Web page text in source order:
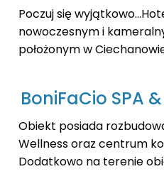
Poczuj się
nowoczesnym i
położonym w
BoniFaCio SPA
Obiekt posiada
Wellness oraz centrum
Dodatkowo na terenie